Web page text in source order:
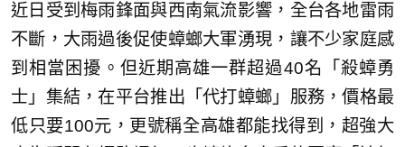
近日受到梅雨鋒面與西南氣流影響，全台各地雷雨
不斷，大雨過後促使蟑螂大軍湧現，讓不少家庭感
到相當困擾。但近期高雄一群超過40名「殺蟑勇
士」集結，在平台推出「代打蟑螂」服務，價格最
低只要100元，更號稱全高雄都能找得到，超強大